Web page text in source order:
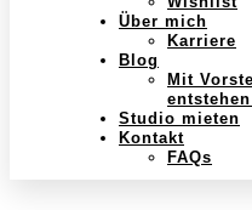
Über mich
Karriere
Blog
Mit
Studio mieten
Kontakt
FAQs